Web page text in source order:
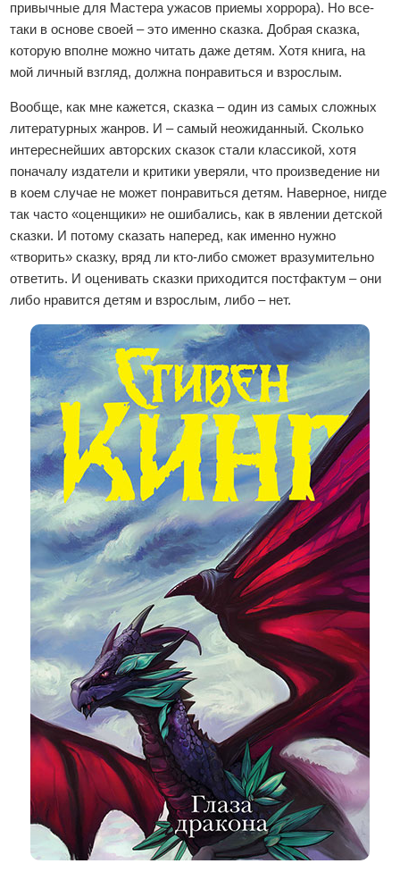
привычные для Мастера ужасов приемы хоррора). Но все-
таки в основе своей – это именно сказка. Добрая сказка,
которую вполне можно читать даже детям. Хотя книга, на
мой личный взгляд, должна понравиться и взрослым.
Вообще, как мне кажется, сказка – один из самых сложных
литературных жанров. И – самый неожиданный. Сколько
интереснейших авторских сказок стали классикой, хотя
поначалу издатели и критики уверяли, что произведение ни
в коем случае не может понравиться детям. Наверное, нигде
так часто «оценщики» не ошибались, как в явлении детской
сказки. И потому сказать наперед, как именно нужно
«творить» сказку, вряд ли кто-либо сможет вразумительно
ответить. И оценивать сказки приходится постфактум – они
либо нравится детям и взрослым, либо – нет.